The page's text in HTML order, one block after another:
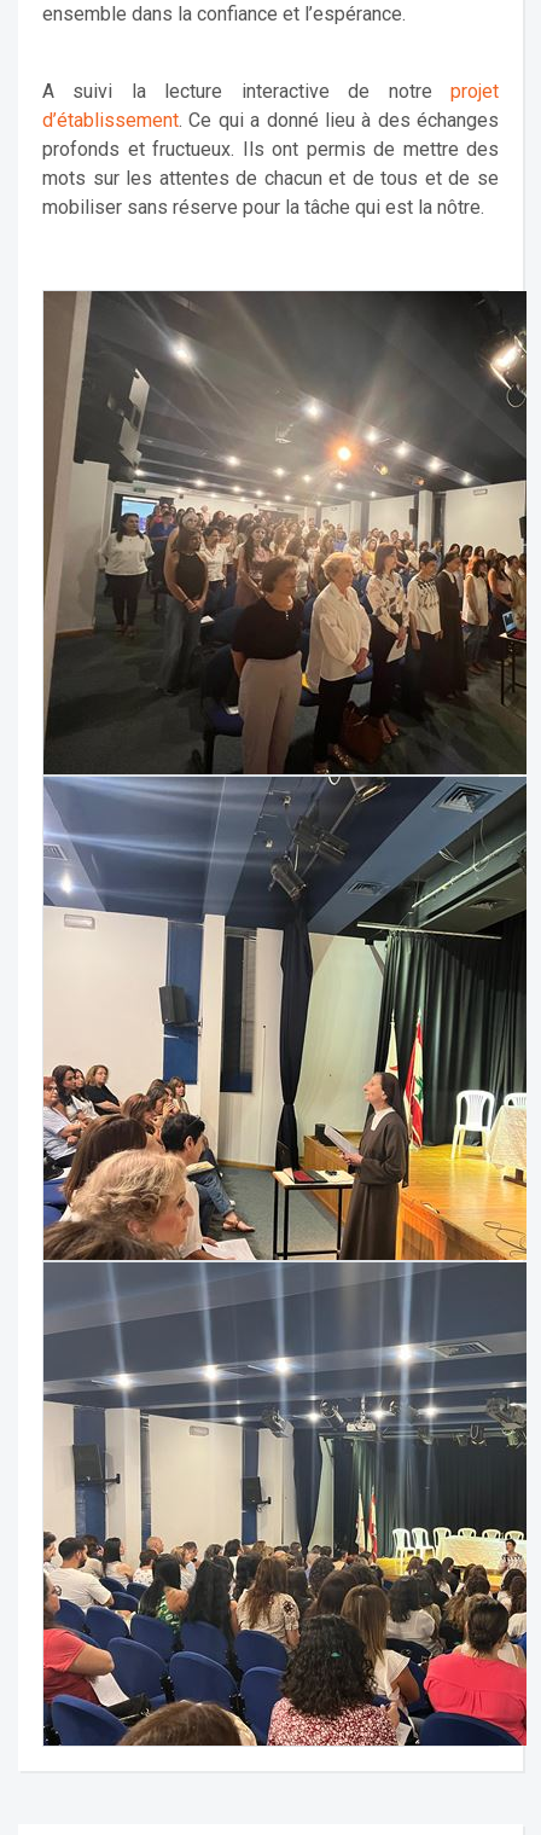
ensemble dans la confiance et l’espérance.
A suivi la lecture interactive de notre projet
d’établissement. Ce qui a donné lieu à des échanges
profonds et fructueux. Ils ont permis de mettre des
mots sur les attentes de chacun et de tous et de se
mobiliser sans réserve pour la tâche qui est la nôtre.